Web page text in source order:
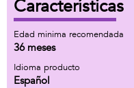
Características
Edad minima recomendada
36 meses
Idioma producto
Español